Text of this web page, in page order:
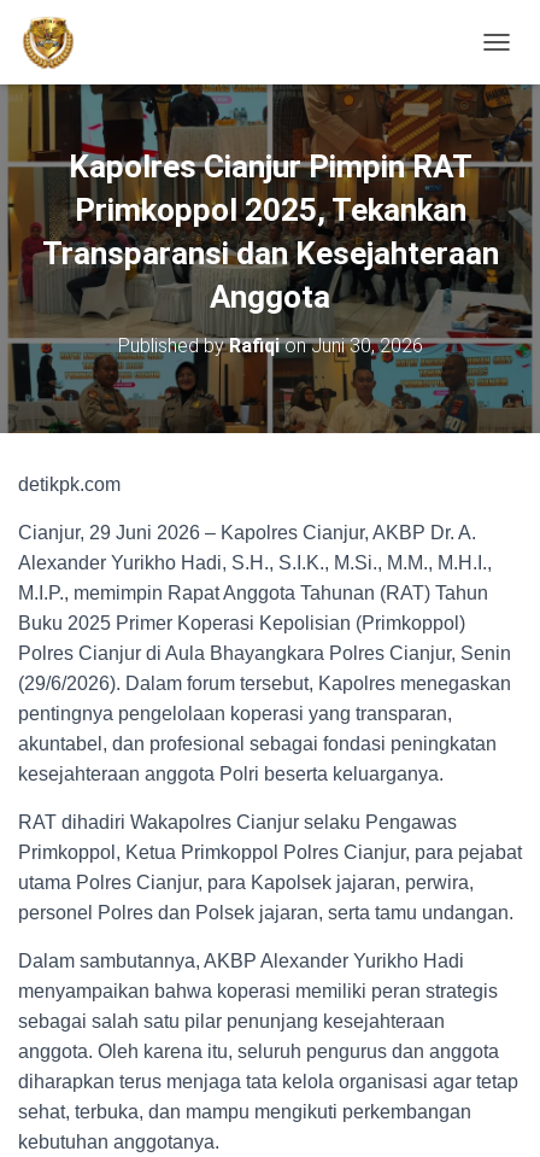
Kapolres Cianjur Pimpin RAT
Primkoppol 2025, Tekankan
Transparansi dan Kesejahteraan
Anggota
Published byRafiqionJuni 30, 2026
detikpk.com
Cianjur, 29 Juni 2026 – Kapolres Cianjur, AKBP Dr. A.
Alexander Yurikho Hadi, S.H., S.I.K., M.Si., M.M., M.H.I.,
M.I.P., memimpin Rapat Anggota Tahunan (RAT) Tahun
Buku 2025 Primer Koperasi Kepolisian (Primkoppol)
Polres Cianjur di Aula Bhayangkara Polres Cianjur, Senin
(29/6/2026). Dalam forum tersebut, Kapolres menegaskan
pentingnya pengelolaan koperasi yang transparan,
akuntabel, dan profesional sebagai fondasi peningkatan
kesejahteraan anggota Polri beserta keluarganya.
RAT dihadiri Wakapolres Cianjur selaku Pengawas
Primkoppol, Ketua Primkoppol Polres Cianjur, para pejabat
utama Polres Cianjur, para Kapolsek jajaran, perwira,
personel Polres dan Polsek jajaran, serta tamu undangan.
Dalam sambutannya, AKBP Alexander Yurikho Hadi
menyampaikan bahwa koperasi memiliki peran strategis
sebagai salah satu pilar penunjang kesejahteraan
anggota. Oleh karena itu, seluruh pengurus dan anggota
diharapkan terus menjaga tata kelola organisasi agar tetap
sehat, terbuka, dan mampu mengikuti perkembangan
kebutuhan anggotanya.